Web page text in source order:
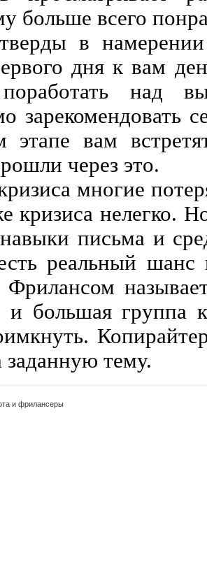
больше всего
в
дня к вам
над
зарекомендовать
этапе вам
через это.
многие
кризиса нелегко.
письма и
реальный шанс
Фрилансом
и большая группа
заданную тему.
и фрилансеры